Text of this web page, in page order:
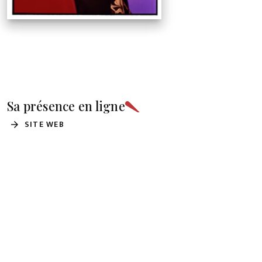
Sa présence en ligne
arrow_forward SITE WEB